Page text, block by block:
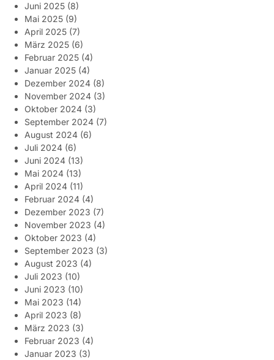
Juni 2025 (8)
Mai 2025 (9)
April 2025 (7)
März 2025 (6)
Februar 2025 (4)
Januar 2025 (4)
Dezember 2024 (8)
November 2024 (3)
Oktober 2024 (3)
September 2024 (7)
August 2024 (6)
Juli 2024 (6)
Juni 2024 (13)
Mai 2024 (13)
April 2024 (11)
Februar 2024 (4)
Dezember 2023 (7)
November 2023 (4)
Oktober 2023 (4)
September 2023 (3)
August 2023 (4)
Juli 2023 (10)
Juni 2023 (10)
Mai 2023 (14)
April 2023 (8)
März 2023 (3)
Februar 2023 (4)
Januar 2023 (3)